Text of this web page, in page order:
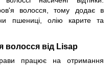
волосся, тому додає в
пшениці, олію карите та
волосся від Lisap
працює на отримання